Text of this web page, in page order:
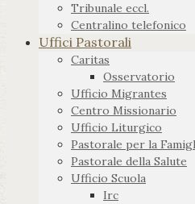
Tribunale eccl.
Centralino telefonico
Uffici Pastorali
Caritas
Osservatorio
Ufficio Migrantes
Centro Missionario
Ufficio Liturgico
Pastorale per la
Pastorale della Salute
Ufficio Scuola
Irc